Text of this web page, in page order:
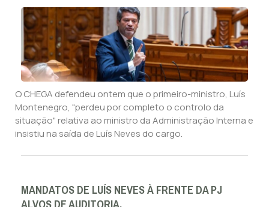
O CHEGA defendeu ontem que o primeiro-ministro, Luís
Montenegro, "perdeu por completo o controlo da
situação" relativa ao ministro da Administração Interna e
insistiu na saída de Luís Neves do cargo.
MANDATOS DE LUÍS NEVES À FRENTE DA PJ